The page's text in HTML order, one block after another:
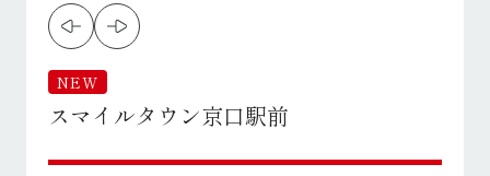
NEW
スマイルタウン京口駅前